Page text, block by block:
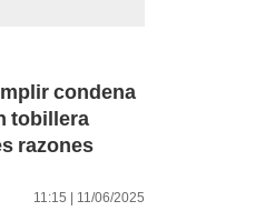
condena
tobillera
razones
11:15 | 11/06/2025